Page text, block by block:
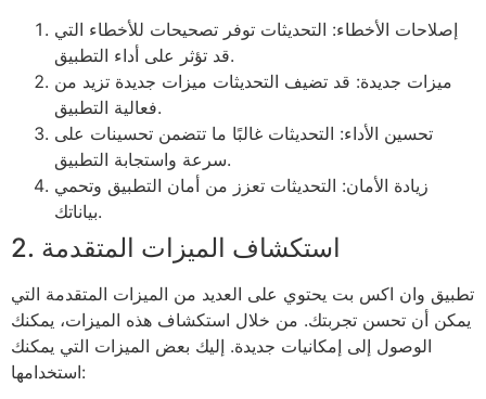
إصلاحات الأخطاء: التحديثات توفر تصحيحات للأخطاء التي
قد تؤثر على أداء التطبيق.
ميزات جديدة: قد تضيف التحديثات ميزات جديدة تزيد من
فعالية التطبيق.
تحسين الأداء: التحديثات غالبًا ما تتضمن تحسينات على
سرعة واستجابة التطبيق.
زيادة الأمان: التحديثات تعزز من أمان التطبيق وتحمي
بياناتك.
2. استكشاف الميزات المتقدمة
تطبيق وان اكس بت يحتوي على العديد من الميزات المتقدمة التي
يمكن أن تحسن تجربتك. من خلال استكشاف هذه الميزات، يمكنك
الوصول إلى إمكانيات جديدة. إليك بعض الميزات التي يمكنك
استخدامها: